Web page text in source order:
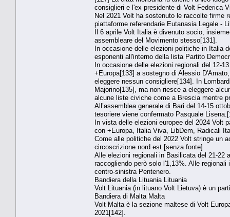
consiglieri e l'ex presidente di Volt Federica
Nel 2021 Volt ha sostenuto le raccolte firme
piattaforme referendarie Eutanasia Legale -
Il 6 aprile Volt Italia è divenuto socio,
assembleare del Movimento stesso[131].
In occasione delle elezioni politiche in Italia
esponenti all'interno della lista Partito
In occasione delle elezioni regionali del 12-
+Europa[133] a sostegno di Alessio
eleggere nessun consigliere[134]. In
Majorino[135], ma non riesce a eleggere
alcune liste civiche come a Brescia mentre
All’assemblea generale di Bari del 14-15
tesoriere viene confermato Pasquale
In vista delle elezioni europee del 2024 Volt
con +Europa, Italia Viva, LibDem, Radicali
Come alle politiche del 2022 Volt stringe un
circoscrizione nord est.[senza fonte]
Alle elezioni regionali in Basilicata del 21-22
raccogliendo però solo l'1,13%. Alle
centro-sinistra Pentenero.
Bandiera della Lituania Lituania
Volt Lituania (in lituano Volt Lietuva) è un
Bandiera di Malta Malta
Volt Malta è la sezione maltese di Volt
2021[142].